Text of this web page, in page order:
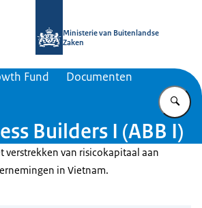
Ministerie van Buitenlandse
Zaken
Fund Documenten
Builders I (ABB I)
verstrekken van risicokapitaal aan
in Vietnam.